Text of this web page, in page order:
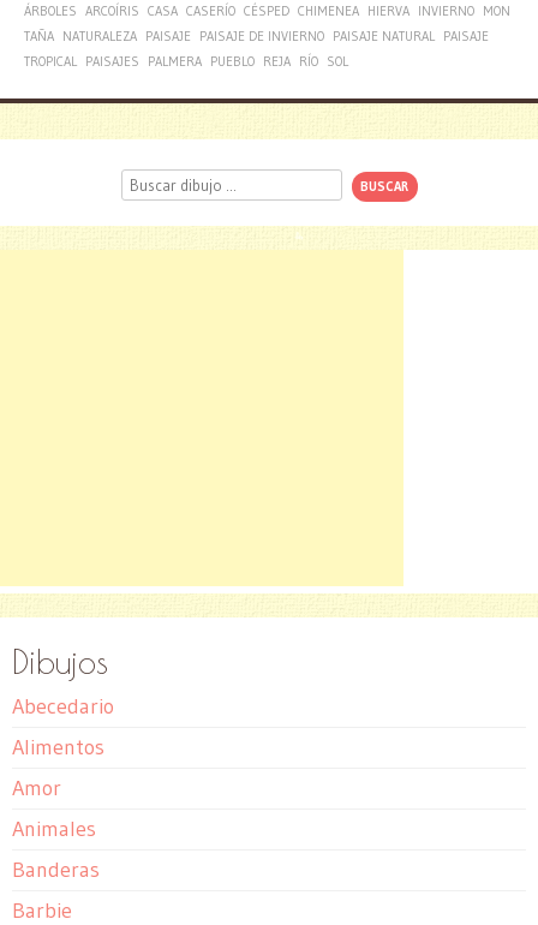
ÁRBOLES ARCOÍRIS CASA CASERÍO CÉSPED CHIMENEA HIERVA INVIERNO MON
TAÑA NATURALEZA PAISAJE PAISAJE DE INVIERNO PAISAJE NATURAL
PAISAJE
TROPICAL
PAISAJES PALMERA PUEBLO REJA RÍO SOL
Buscar
Dibujos
Abecedario
Alimentos
Amor
Animales
Banderas
Barbie